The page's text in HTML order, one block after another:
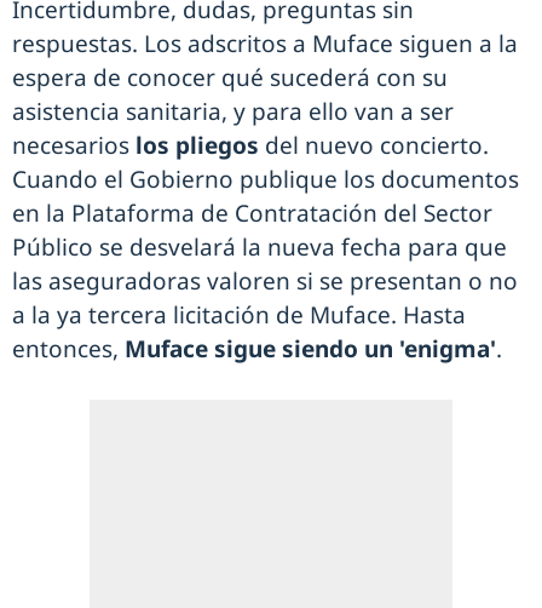
Incertidumbre, dudas, preguntas sin
respuestas. Los adscritos a Muface siguen a la
espera de conocer qué sucederá con su
asistencia sanitaria, y para ello van a ser
necesarios los pliegos del nuevo concierto.
Cuando el Gobierno publique los documentos
en la Plataforma de Contratación del Sector
Público se desvelará la nueva fecha para que
las aseguradoras valoren si se presentan o no
a la ya tercera licitación de Muface. Hasta
entonces, Muface sigue siendo un 'enigma'.